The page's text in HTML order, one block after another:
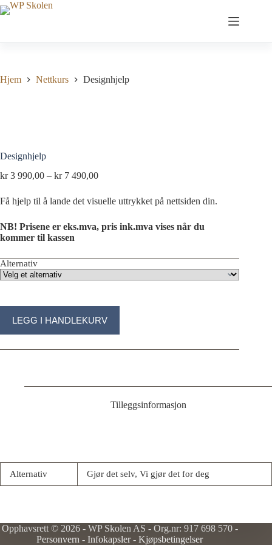
Hopp
til
Hjem Nettkurs Designhjelp
Designhjelp
kr3 990,00 – kr7 490,00Prisområde:
990,00
490,00
Få hjelp til å lande det visuelle uttrykket på nettsiden din.
NB! Prisene er eks.mva, pris ink.mva vises når du
kommer til kassen
Alternativ
LEGG I HANDLEKURV
Tilleggsinformasjon
Alternativ Gjør det selv, Vi gjør det for deg
Opphavsrett © 2026 - WP Skolen AS - Org.nr: 917 698 570 -
Personvern -Infokapsler-Kjøpsbetingelser